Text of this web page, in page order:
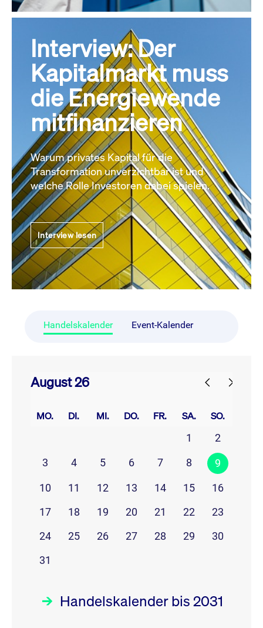
Interview: Der
Kapitalmarkt muss
die Energiewende
mitfinanzieren
Warum privates Kapital für die
Transformation unverzichtbar ist und
welche Rolle Investoren dabei spielen.
Interview lesen
Handelskalender Event-Kalender
August 26
MO. DI. MI. DO. FR. SA. SO.
1
2
3
4 5 6 7 8 9
10 11 12 13 14 15
16
17
18 19 20 21 22
23
24
25 26 27 28 29
30
31
Handelskalender bis 2031